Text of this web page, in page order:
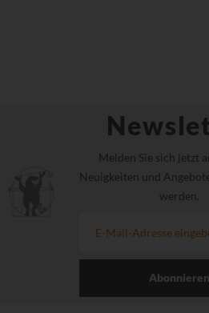
Melden Sie sich jetzt
Neuigkeiten und
werden.
Abonnieren